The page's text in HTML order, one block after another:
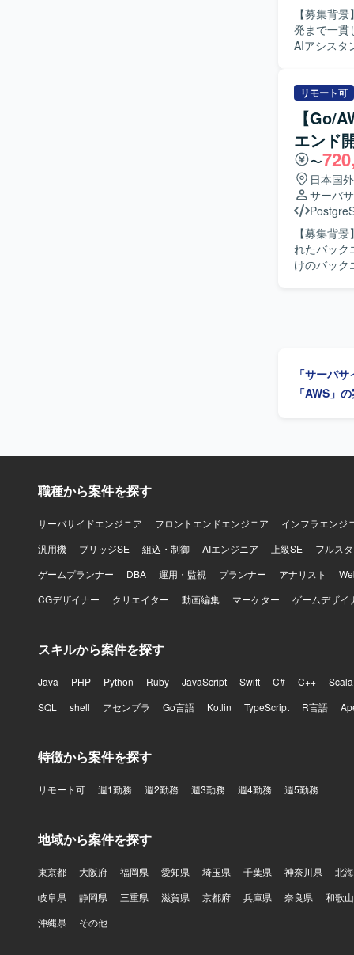
【募集背
発まで一貫して対
AIアシスタ
【求める
チーム開
できる方が望ましいです。 【ポジ
アシスタン
てプロジェ
ができます。 【開発環境】 生成AIおよびLLMを活用したAIチャットと管理画
外部サー
す。
リモート可
【Go/
エンド
〜
日本国外
サーバ
【募集背
れたバックエン
けのバック
の魅力】
ウド環境
開発スタイ
「サーバ
「AWS」
職種から案件を探す
サーバサイドエンジニア フロントエンドエンジニア
インフラエンジ
汎用機
ブリッジSE 組込・制御 AIエンジニア 上級SE
フルス
ゲームプランナー
DBA 運用・監視 プランナー アナリスト
CGデザイナー
クリエイター 動画編集 マーケター ゲームデザイ
スキルから案件を探す
Java PHP Python Ruby JavaScript Swift C# C++
Scala
SQL
shell アセンブラ Go言語 Kotlin TypeScript R言語
特徴から案件を探す
リモート可 週1勤務 週2勤務 週3勤務 週4勤務 週5勤務
地域から案件を探す
東京都 大阪府 福岡県 愛知県 埼玉県 千葉県 神奈川県
北
岐阜県
静岡県 三重県 滋賀県 京都府 兵庫県 奈良県
和歌
沖縄県
その他